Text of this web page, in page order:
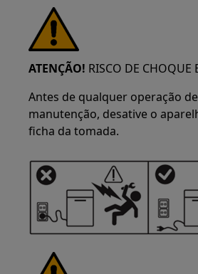
ATENÇÃO! RISCO DE CHOQUE
Antes de qualquer operação
manutenção, desative o
ficha da tomada.